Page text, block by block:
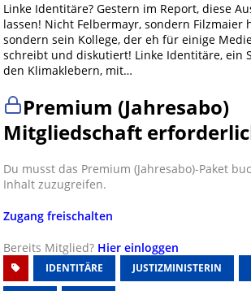
Linke Identitäre? Gestern im Report, diese
lassen! Nicht Felbermayr, sondern Filzmaier
sondern sein Kollege, der eh für einige
schreibt und diskutiert! Linke Identitäre, ein
den Klimaklebern, mit…
Premium (Jahresabo)
Mitgliedschaft
Du musst das Premium (Jahresabo)-Paket
Inhalt zuzugreifen.
Zugang freischalten
Bereits Mitglied? Hier einloggen
IDENTITÄRE JUSTIZMINISTERIN